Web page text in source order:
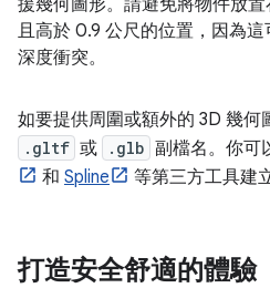
且高於 0.9 公尺的位置，因為
深度衝突。
如要提供周圍或額外的 3D 幾何
.gltf 或 .glb 副檔名。你可
和 Spline 等第三方工具建
打造安全舒適的體驗